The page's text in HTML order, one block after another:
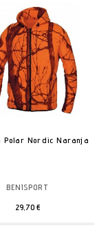
Polar Nordic Naranja
BENISPORT
29,70 €